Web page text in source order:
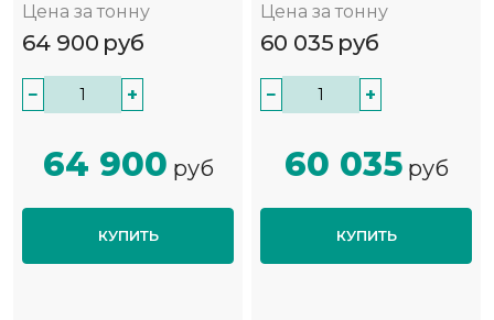
Цена за тонну
64 900 руб
− +
64 900 руб
КУПИТЬ
Цена за тонну
60 035 руб
− +
60 035руб
КУПИТЬ